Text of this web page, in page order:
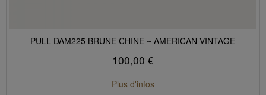
PULL DAM225 BRUNE CHINE ~ AMERICAN VINTAGE
100,00 €
Plus d'infos